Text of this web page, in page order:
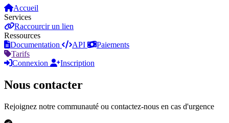
Accueil
Services
Raccourcir un lien
Ressources
Documentation
API
Paiements
Tarifs
Connexion
Inscription
Nous contacter
Rejoignez notre communauté ou contactez-nous en cas d'urgence